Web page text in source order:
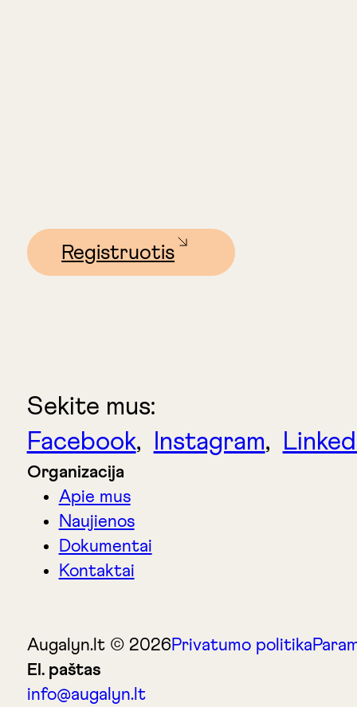
Registruotis
Sekite mus:
Facebook, Instagram,
Organizacija
Apie mus
Naujienos
Dokumentai
Kontaktai
Augalyn.lt © 2026Privatumo politika
El. paštas
info@augalyn.lt